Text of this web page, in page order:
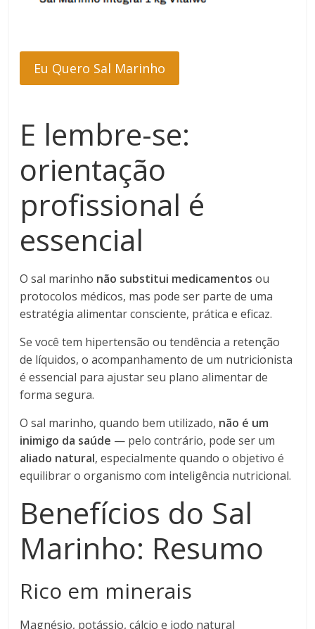
Eu Quero Sal Marinho
E lembre-se:
orientação
profissional é
essencial
O sal marinho não substitui medicamentos ou
protocolos médicos, mas pode ser parte de uma
estratégia alimentar consciente, prática e eficaz.
Se você tem hipertensão ou tendência a retenção
de líquidos, o acompanhamento de um nutricionista
é essencial para ajustar seu plano alimentar de
forma segura.
O sal marinho, quando bem utilizado, não é um
inimigo da saúde — pelo contrário, pode ser um
aliado natural, especialmente quando o objetivo é
equilibrar o organismo com inteligência nutricional.
Benefícios do Sal
Marinho: Resumo
Rico em minerais
Magnésio, potássio, cálcio e iodo natural